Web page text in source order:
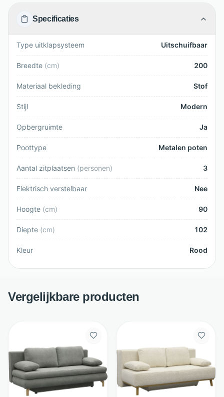
Specificaties
Type uitklapsysteem Uitschuifbaar
Breedte (cm) 200
Materiaal bekleding Stof
Stijl Modern
Opbergruimte Ja
Poottype Metalen poten
Aantal zitplaatsen (personen) 3
Elektrisch verstelbaar Nee
Hoogte (cm) 90
Diepte (cm) 102
Kleur Rood
Vergelijkbare producten